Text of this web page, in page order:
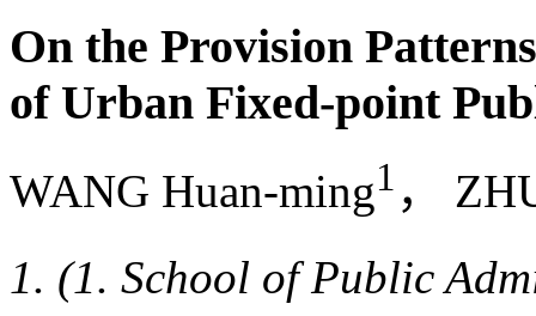
On the Provision
of Urban Fixed-point
WANG Huan-ming1 ，
(1. School of Public